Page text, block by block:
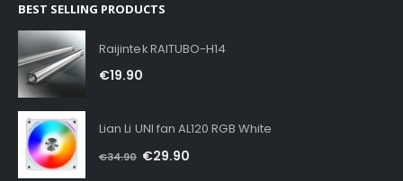
BEST SELLING PRODUCTS
Raijintek RAITUBO-H14
€19.90
Lian Li UNI fan AL120 RGB White
€34.90 €29.90